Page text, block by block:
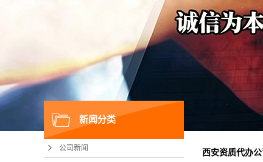
新闻分类
公司新闻 西安资质代办